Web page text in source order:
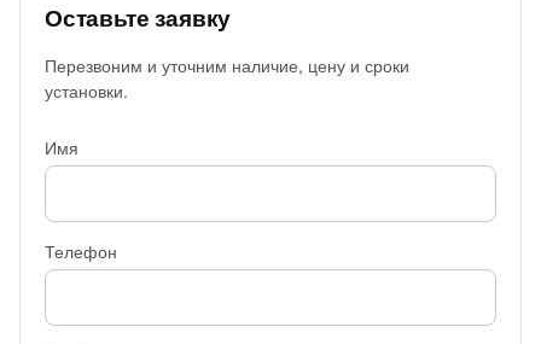
Оставьте заявку
Перезвоним и уточним наличие, цену и сроки
установки.
Имя
Телефон